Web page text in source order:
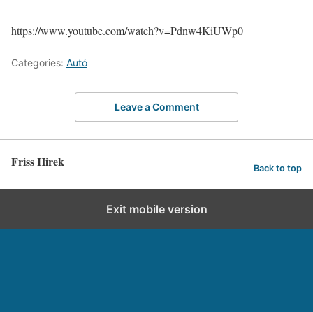
https://www.youtube.com/watch?v=Pdnw4KiUWp0
Categories: Autó
Leave a Comment
Friss Hirek Back to top
Exit mobile version